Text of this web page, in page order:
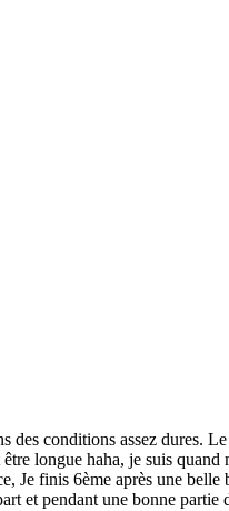
conditions assez dures.
longue haha, je suis
Je finis 6ème après une
et pendant une bonne